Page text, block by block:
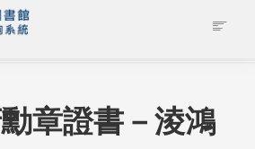
章證書－淩鴻